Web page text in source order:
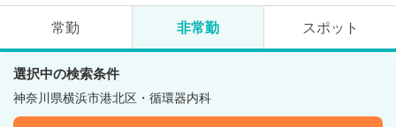
常勤 非常勤 スポット
選択中の検索条件
神奈川県横浜市港北区・循環器内科